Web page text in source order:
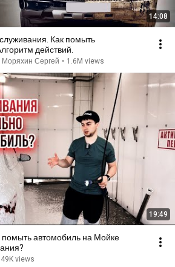
14:08
действий.
Сергей • 1.6M views
19:49
помыть автомобиль на Мойке
views